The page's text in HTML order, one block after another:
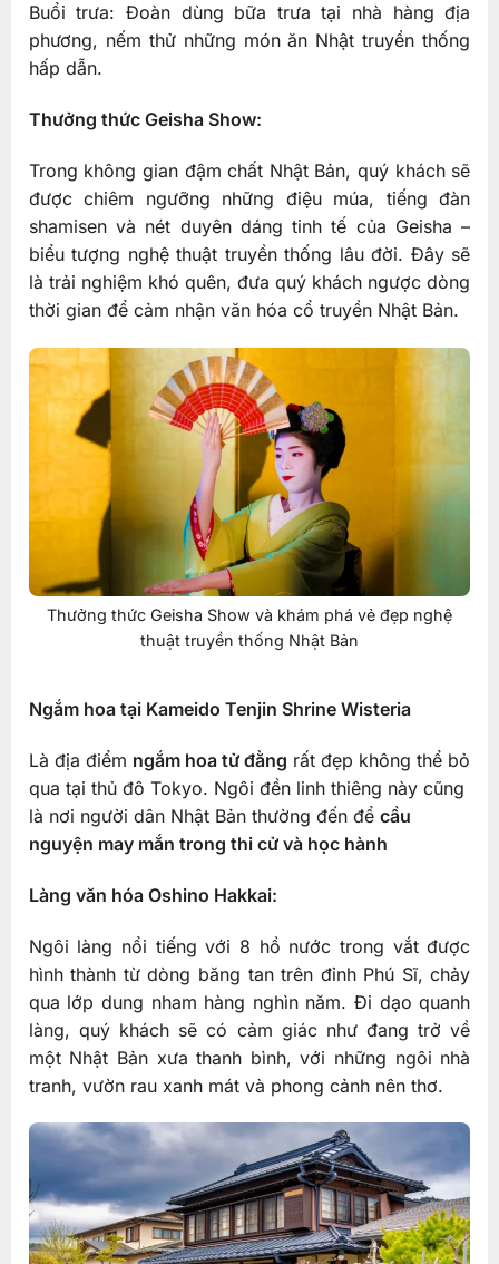
Buổi trưa: Đoàn dùng bữa trưa tại nhà hàng địa
phương, nếm thử những món ăn Nhật truyền thống
hấp dẫn.
Thưởng thức Geisha Show:
Trong không gian đậm chất Nhật Bản, quý khách sẽ
được chiêm ngưỡng những điệu múa, tiếng đàn
shamisen và nét duyên dáng tinh tế của Geisha –
biểu tượng nghệ thuật truyền thống lâu đời. Đây sẽ
là trải nghiệm khó quên, đưa quý khách ngược dòng
thời gian để cảm nhận văn hóa cổ truyền Nhật Bản.
Thưởng thức Geisha Show và khám phá vẻ đẹp nghệ
thuật truyền thống Nhật Bản
Ngắm hoa tại Kameido Tenjin Shrine Wisteria
Là địa điểm ngắm hoa tử đằng rất đẹp không thể bỏ
qua tại thủ đô Tokyo. Ngôi đền linh thiêng này cũng
là nơi người dân Nhật Bản thường đến để cầu
nguyện may mắn trong thi cử và học hành
Làng văn hóa Oshino Hakkai:
Ngôi làng nổi tiếng với 8 hồ nước trong vắt được
hình thành từ dòng băng tan trên đỉnh Phú Sĩ, chảy
qua lớp dung nham hàng nghìn năm. Đi dạo quanh
làng, quý khách sẽ có cảm giác như đang trở về
một Nhật Bản xưa thanh bình, với những ngôi nhà
tranh, vườn rau xanh mát và phong cảnh nên thơ.